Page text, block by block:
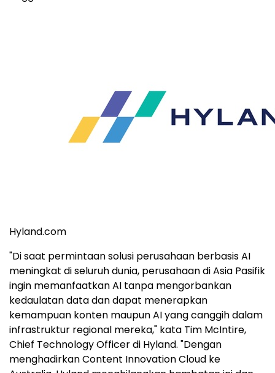
Hyland.com
"Di saat permintaan solusi perusahaan berbasis AI
meningkat di seluruh dunia, perusahaan di Asia Pasifik
ingin memanfaatkan AI tanpa mengorbankan
kedaulatan data dan dapat menerapkan
kemampuan konten maupun AI yang canggih dalam
infrastruktur regional mereka," kata Tim McIntire,
Chief Technology Officer di Hyland. "Dengan
menghadirkan Content Innovation Cloud ke